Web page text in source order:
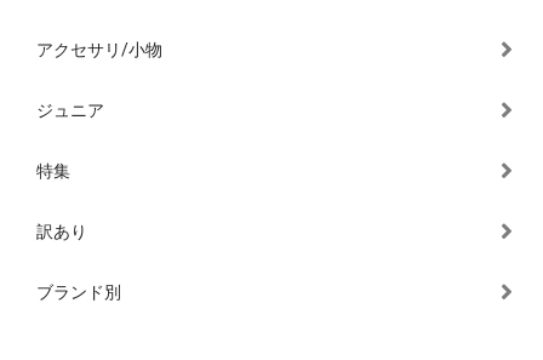
アクセサリ/小物
ジュニア
特集
訳あり
ブランド別